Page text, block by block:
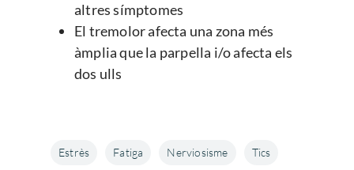
altres símptomes
El tremolor afecta una zona més
àmplia que la parpella i/o afecta els
dos ulls
Estrès Fatiga Nerviosisme Tics